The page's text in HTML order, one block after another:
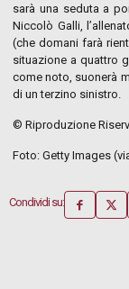
sarà una seduta a
Niccolò Galli,
(che domani farà
situazione a quattro
come noto, suonerà
di un terzino sinistro.
© Riproduzione
Foto: Getty Images
Condividi su: